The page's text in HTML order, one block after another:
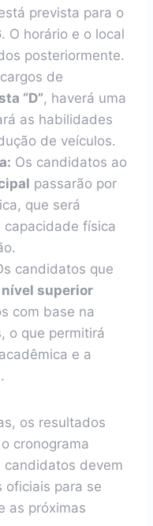
prevista para o
. O horário e o local
posteriormente.
de
“D”, haverá uma
as habilidades
de veículos.
Os candidatos ao
passarão por
que será
capacidade física
candidatos que
nível superior
com base na
o que permitirá
e a
os resultados
cronograma
devem
oficiais para se
as próximas